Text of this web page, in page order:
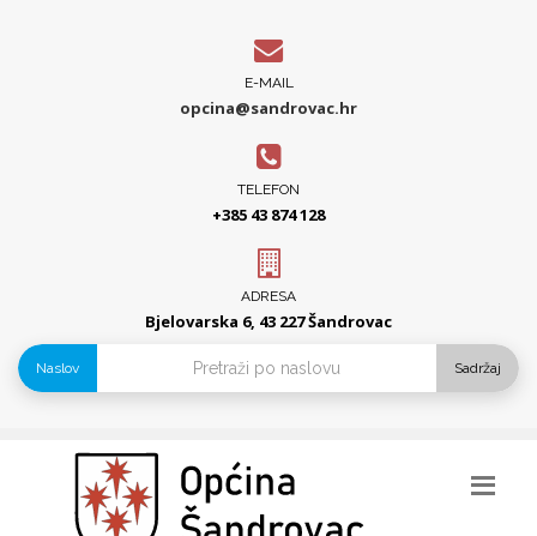
E-MAIL
opcina@sandrovac.hr
TELEFON
+385 43 874 128
ADRESA
Bjelovarska 6, 43 227 Šandrovac
Naslov Sadržaj